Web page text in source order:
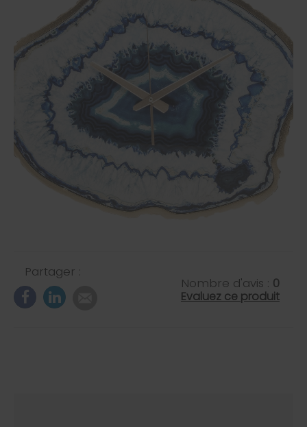
Partager :
Nombre d'avis : 0
Evaluez ce produit